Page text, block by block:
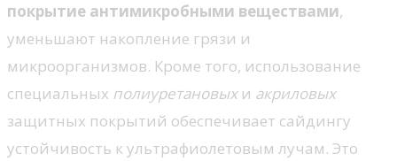
покрытие антимикробными веществами,
уменьшают накопление грязи и
микроорганизмов. Кроме того, использование
специальных полиуретановыхи акриловых
защитных покрытий обеспечивает сайдингу
устойчивость к ультрафиолетовым лучам. Это